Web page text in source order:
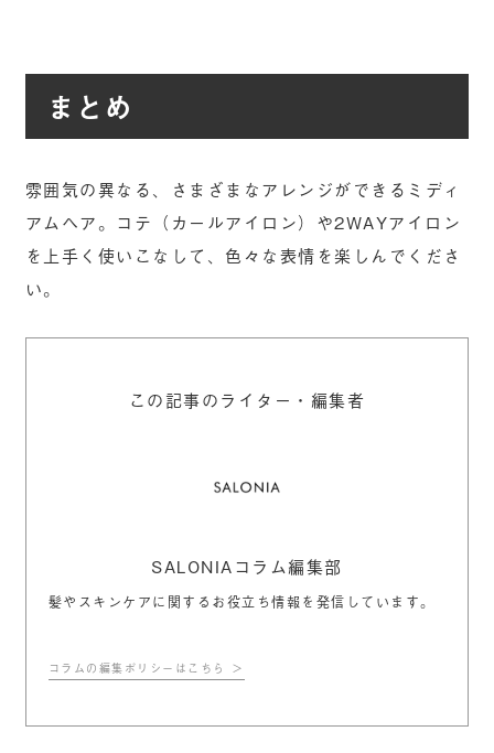
まとめ
雰囲気の異なる、さまざまなアレンジができるミディ
アムヘア。コテ（カールアイロン）や2WAYアイロン
を上手く使いこなして、色々な表情を楽しんでくださ
い。
この記事のライター・編集者
SALONIAコラム編集部
髪やスキンケアに関するお役立ち情報を発信しています。
コラムの編集ポリシーはこちら